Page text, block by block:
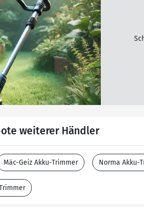
weiterer Händler
Mäc-Geiz Akku-Trimmer Norma Akku-